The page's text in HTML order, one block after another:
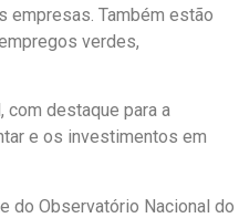
empresas. Também estão
verdes,
destaque para a
e os investimentos em
do Observatório Nacional do